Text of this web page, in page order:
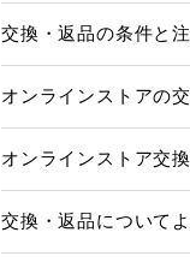
交換・返品の条件と
オンラインストアの
オンラインストア交
交換・返品について